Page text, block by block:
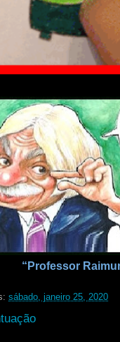
“Professor
sábado, janeiro 25, 2020